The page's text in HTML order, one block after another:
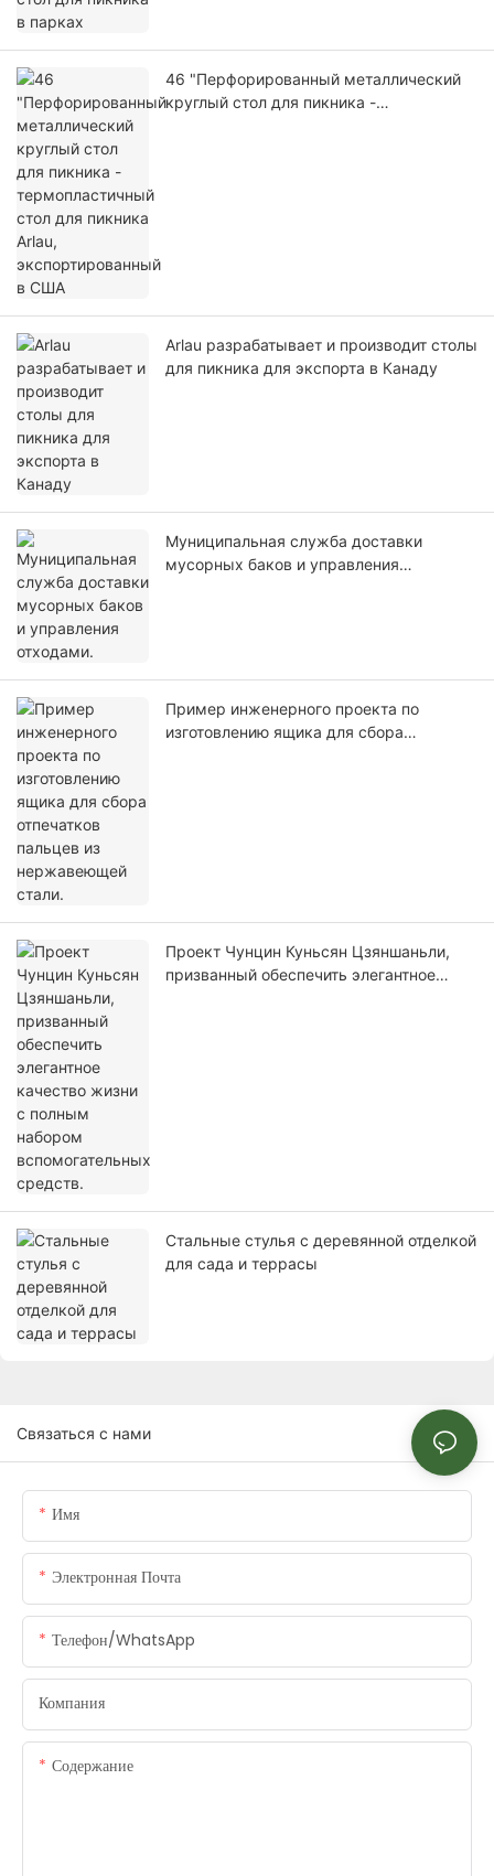
46 "Перфорированный металлический
круглый стол для пикника -
Arlau разрабатывает и производит столы
для пикника для экспорта в Канаду
Муниципальная служба доставки
мусорных баков и управления
Пример инженерного проекта по
изготовлению ящика для сбора
Проект Чунцин Куньсян Цзяншаньли,
призванный обеспечить элегантное
Стальные стулья с деревянной отделкой
для сада и террасы
Связаться с нами
Имя
Электронная Почта
Телефон/WhatsApp
Компания
Содержание